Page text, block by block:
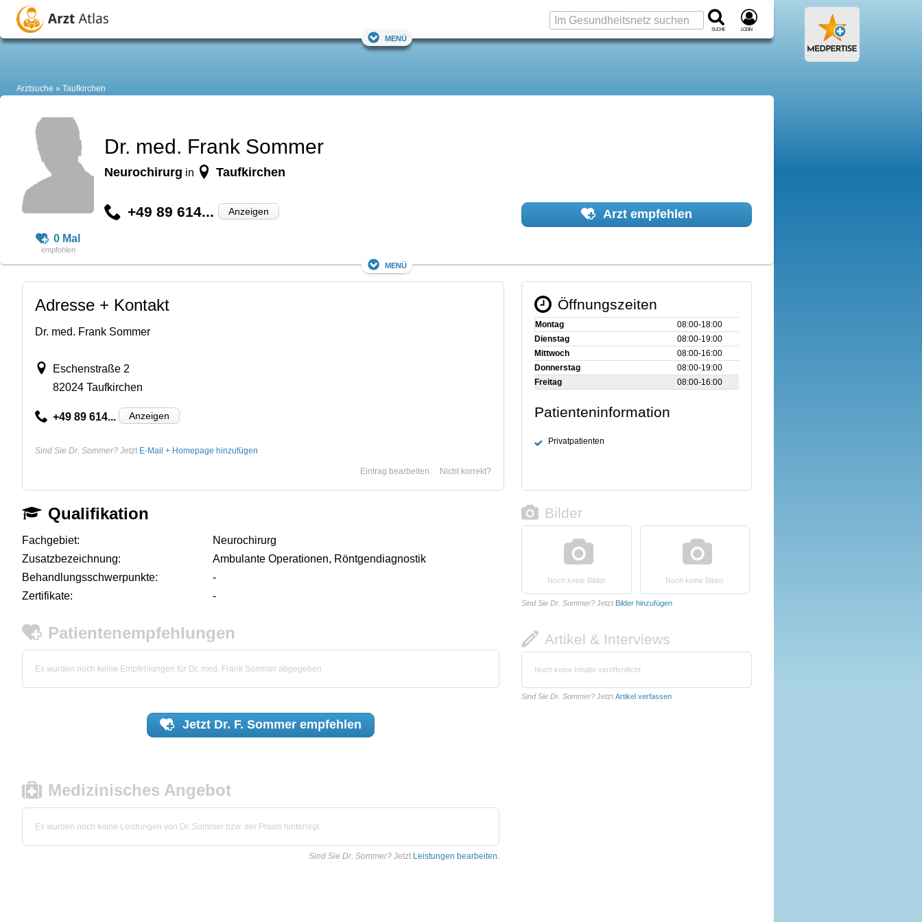
Suche Login
Menü
Arztsuche Taufkirchen
0 Mal
Dr. med. Frank Sommer
Neurochirurg in Taufkirchen
+49 89 614... Anzeigen Arzt empfehlen
Menü
Adresse + Kontakt
Dr. med. Frank Sommer
Eschenstraße 2
82024 Taufkirchen
+49 89 614... Anzeigen
Sind Sie Dr. Sommer? Jetzt E-Mail + Homepage hinzufügen
Nicht korrekt?
Eintrag bearbeiten
Öffnungszeiten
Montag
08:00‑18:00
Dienstag
08:00‑19:00
Mittwoch
08:00‑16:00
Donnerstag
08:00‑19:00
Freitag
08:00‑16:00
Patienteninformation
Privatpatienten
Qualifikation
Fachgebiet:
Neurochirurg
Zusatzbezeichnung:
Ambulante Operationen, Röntgendiagnostik
Behandlungsschwerpunkte:
-
Zertifikate:
-
Patientenempfehlungen
Es wurden noch keine Empfehlungen für Dr. med. Frank Sommer abgegeben.
Jetzt Dr. F. Sommer empfehlen
Medizinisches Angebot
Es wurden noch keine Leistungen von Dr. Sommer bzw. der Praxis hinterlegt.
Sind Sie Dr. Sommer? Jetzt Leistungen bearbeiten.
Bilder
Noch keine Bilder Noch keine Bilder
Sind Sie Dr. Sommer? Jetzt Bilder hinzufügen
Artikel & Interviews
Noch keine Inhalte veröffentlicht
Sind Sie Dr. Sommer? Jetzt Artikel verfassen